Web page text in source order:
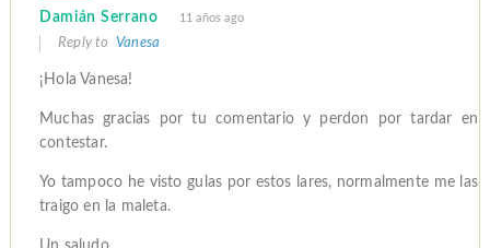
Damián Serrano 11 años ago
Reply to Vanesa
¡Hola Vanesa!
Muchas gracias por tu comentario y perdon por tardar en
contestar.
Yo tampoco he visto gulas por estos lares, normalmente me las
traigo en la maleta.